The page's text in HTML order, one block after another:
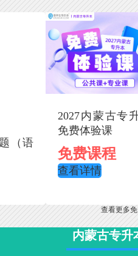
（语
2027内蒙古专
免费体验课
免费课程
查看详情
查看更多
内蒙古专升